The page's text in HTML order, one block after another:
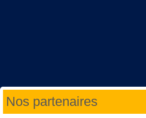
Nos partenaires
Année
précédente
Mois
précédent
Année
suivante
Mois
suivant